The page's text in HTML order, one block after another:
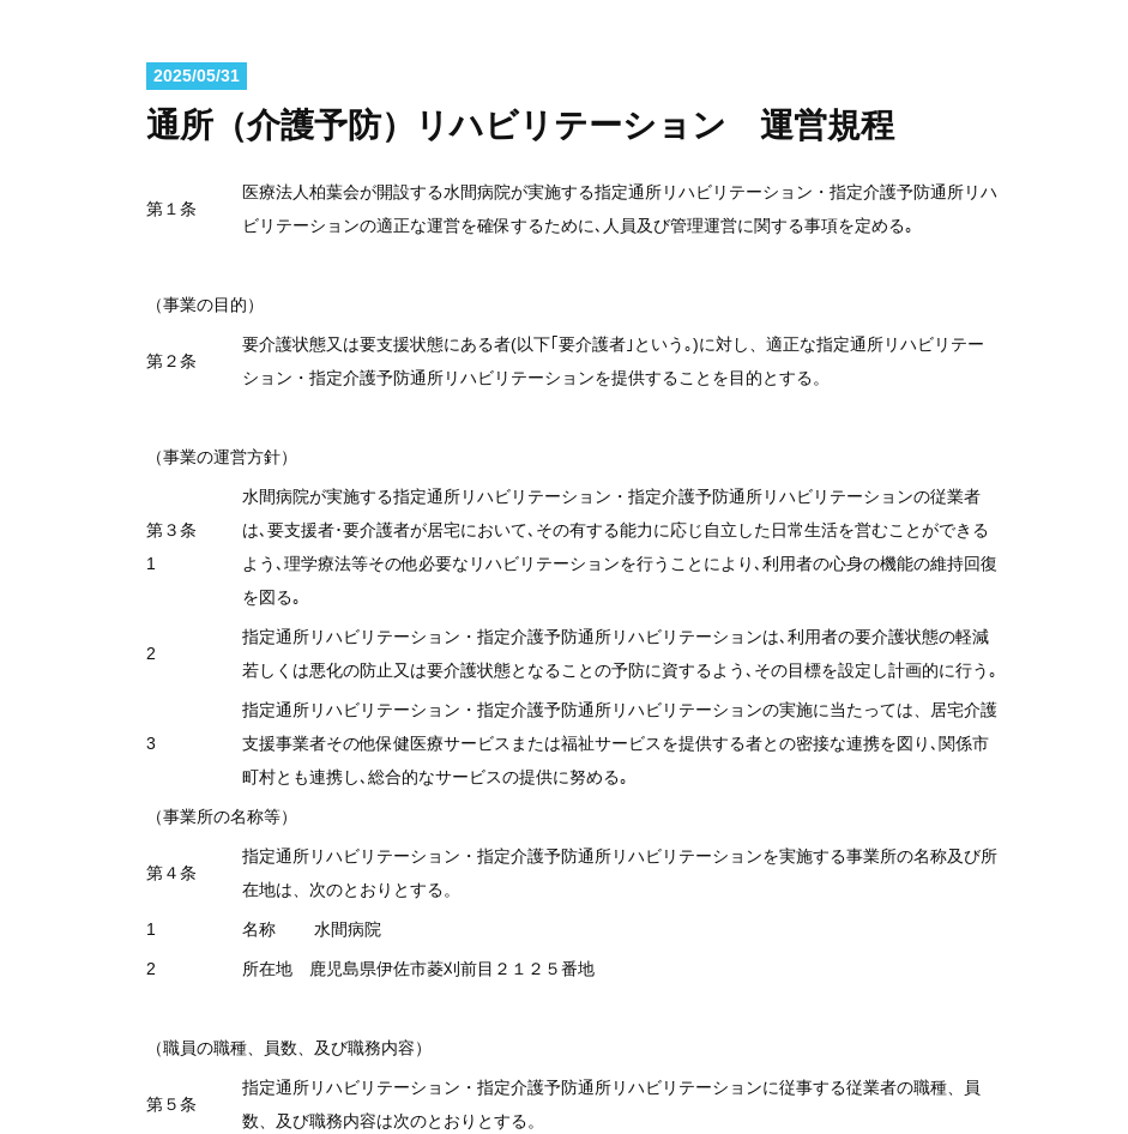
2025/05/31
通所（介護予防）リハビリテーション 運営規程
第１条
医療法人柏葉会が開設する水間病院が実施する指定通所リハビリテーション・指定介護予防通所リハ
ビリテーションの適正な運営を確保するために､人員及び管理運営に関する事項を定める｡
（事業の目的）
第２条
要介護状態又は要支援状態にある者(以下｢要介護者｣という｡)に対し、適正な指定通所リハビリテー
ション・指定介護予防通所リハビリテーションを提供することを目的とする。
（事業の運営方針）
第３条
1
水間病院が実施する指定通所リハビリテーション・指定介護予防通所リハビリテーションの従業者
は､要支援者･要介護者が居宅において､その有する能力に応じ自立した日常生活を営むことができる
よう､理学療法等その他必要なリハビリテーションを行うことにより､利用者の心身の機能の維持回復
を図る｡
2
指定通所リハビリテーション・指定介護予防通所リハビリテーションは､利用者の要介護状態の軽減
若しくは悪化の防止又は要介護状態となることの予防に資するよう､その目標を設定し計画的に行う｡
3
指定通所リハビリテーション・指定介護予防通所リハビリテーションの実施に当たっては、居宅介護
支援事業者その他保健医療サービスまたは福祉サービスを提供する者との密接な連携を図り､関係市
町村とも連携し､総合的なサービスの提供に努める｡
（事業所の名称等）
第４条
指定通所リハビリテーション・指定介護予防通所リハビリテーションを実施する事業所の名称及び所
在地は、次のとおりとする。
1 名称 水間病院
2 所在地 鹿児島県伊佐市菱刈前目２１２５番地
（職員の職種、員数、及び職務内容）
第５条
指定通所リハビリテーション・指定介護予防通所リハビリテーションに従事する従業者の職種、員
数、及び職務内容は次のとおりとする。